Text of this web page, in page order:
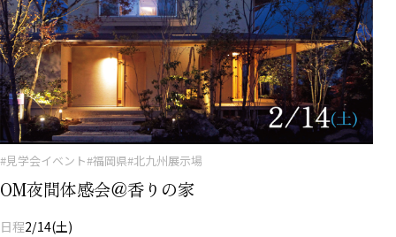
#見学会イベント#福岡県#北九州展示場
OM夜間体感会＠香りの家
日程2/14(土)